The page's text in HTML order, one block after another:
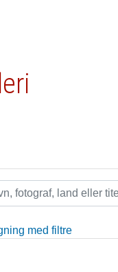
med filtre